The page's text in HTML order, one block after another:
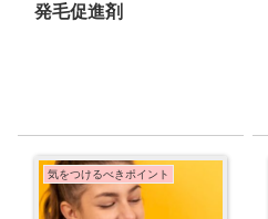
発毛促進剤
気をつけるべきポイント